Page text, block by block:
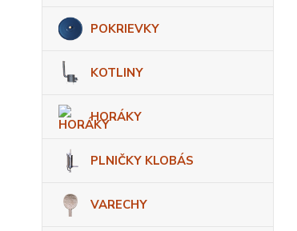
POKRIEVKY
KOTLINY
HORÁKY
PLNIČKY KLOBÁS
VARECHY